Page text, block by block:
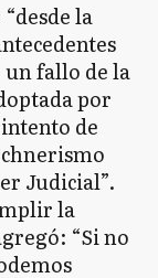
la
fallo de la
por
de
Judicial”.
la
“Si no